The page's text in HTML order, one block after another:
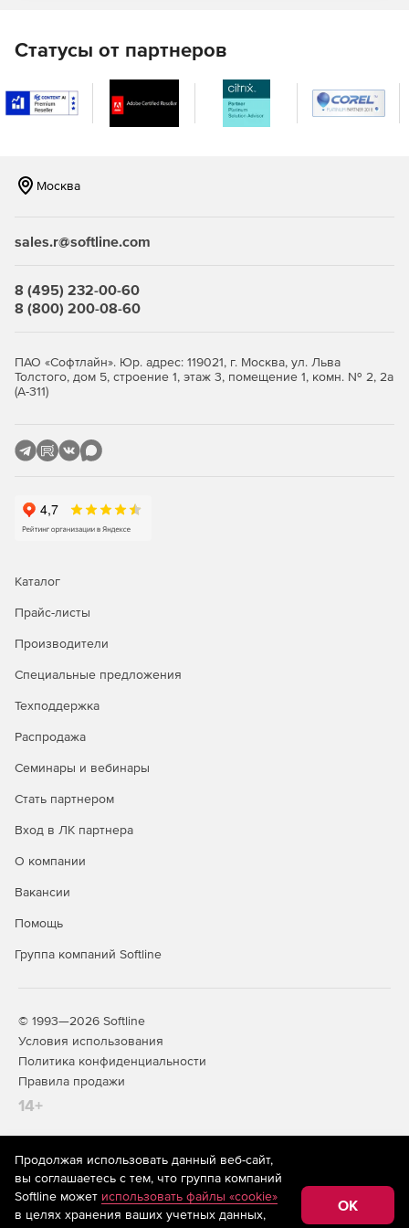
для охранных и контрольных систем доступно в
одном разделе.
Статусы от партнеров
Москва
sales.r@softline.com
8 (495) 232-00-60
8 (800) 200-08-60
ПАО «Софтлайн». Юр. адрес: 119021, г. Москва, ул. Льва
Толстого, дом 5, строение 1, этаж 3, помещение 1, комн. № 2, 2а
(А-311)
Каталог
Прайс-листы
Производители
Специальные предложения
Техподдержка
Распродажа
Семинары и вебинары
Стать партнером
Вход в ЛК партнера
О компании
Вакансии
Помощь
Группа компаний Softline
© 1993—2026 Softline
Условия использования
Политика конфиденциальности
Правила продажи
14+
На информационном ресурсе store.softline.ru применяются
рекомендательные технологии(информационные технологии
предоставления информации на основе сбора,
систематизации и анализа сведений, относящихся к
Продолжая использовать данный веб-сайт,
вы соглашаетесь с тем, что группа компаний
Softline может использовать файлы «cookie»
в целях хранения ваших учетных данных,
OK